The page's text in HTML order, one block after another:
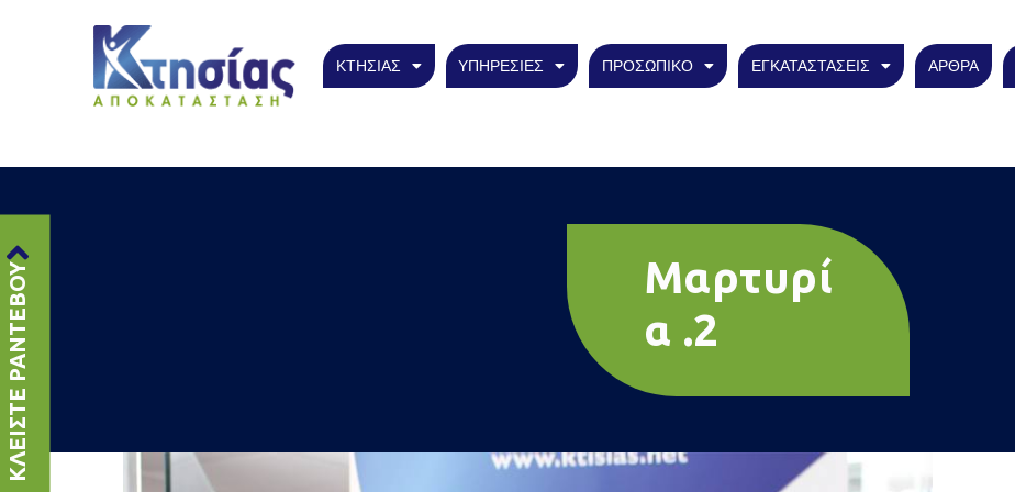
ΚΤΗΣΙΑΣ ΥΠΗΡΕΣΙΕΣ ΠΡΟΣΩΠΙΚΟ ΕΓΚΑΤΑΣΤΑΣΕΙΣ ΑΡΘΡΑ
ΚΛΕΙΣΤΕ ΡΑΝΤΕΒΟΥ
Μαρτυρί
α .2